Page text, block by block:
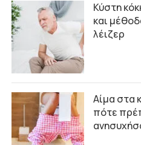
Κύστη
και
λέιζερ
Αίμα στα
πότε